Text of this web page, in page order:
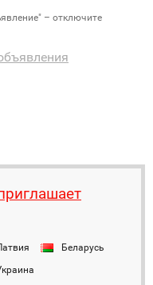
– отключите
Беларусь